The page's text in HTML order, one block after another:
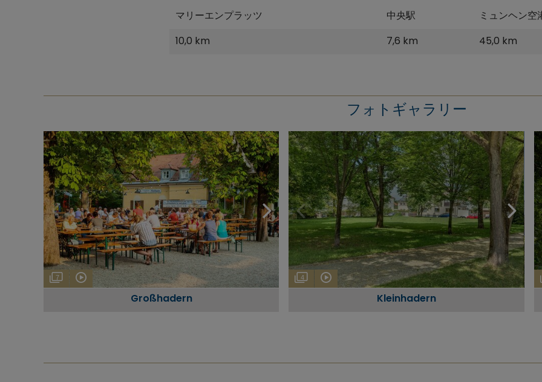
マリーエンプラッツ 中央駅
ミュンヘン空
10,0 km
7,6 km 45,0 km
フォトギャラリー
7
Großhadern
4
Kleinhadern